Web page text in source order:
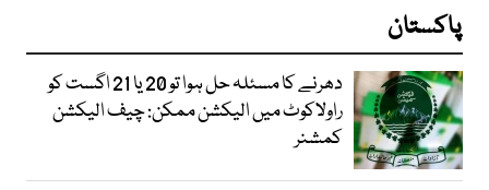
پاکستان
دھرنے کا مسئلہ حل ہوا تو 20 یا 21 اگست کو
راولاکوٹ میں الیکشن ممکن: چیف الیکشن
کمشنر